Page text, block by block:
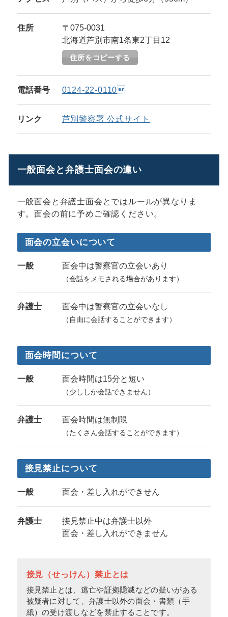
住所
〒075-0031
北海道芦別市南1条東2丁目12
住所をコピーする
電話番号 0124-22-0110
リンク 芦別警察署 公式サイト
一般面会と弁護士面会の違い
一般面会と弁護士面会とではルールが異なりま
す。面会の前に予めご確認ください。
面会の立会いについて
一般 面会中は警察官の立会いあり
（会話をメモされる場合があります）
弁護士 面会中は警察官の立会いなし
（自由に会話することができます）
面会時間について
一般 面会時間は15分と短い
（少ししか会話できません）
弁護士 面会時間は無制限
（たくさん会話することができます）
接見禁止について
一般 面会・差し入れができせん
弁護士
接見禁止中は弁護士以外
面会・差し入れができません
接見（せっけん）禁止とは
接見禁止とは、逃亡や証拠隠滅などの疑いがある
被疑者に対して、弁護士以外の面会・書類（手
紙）の受け渡しなどを禁止することです。